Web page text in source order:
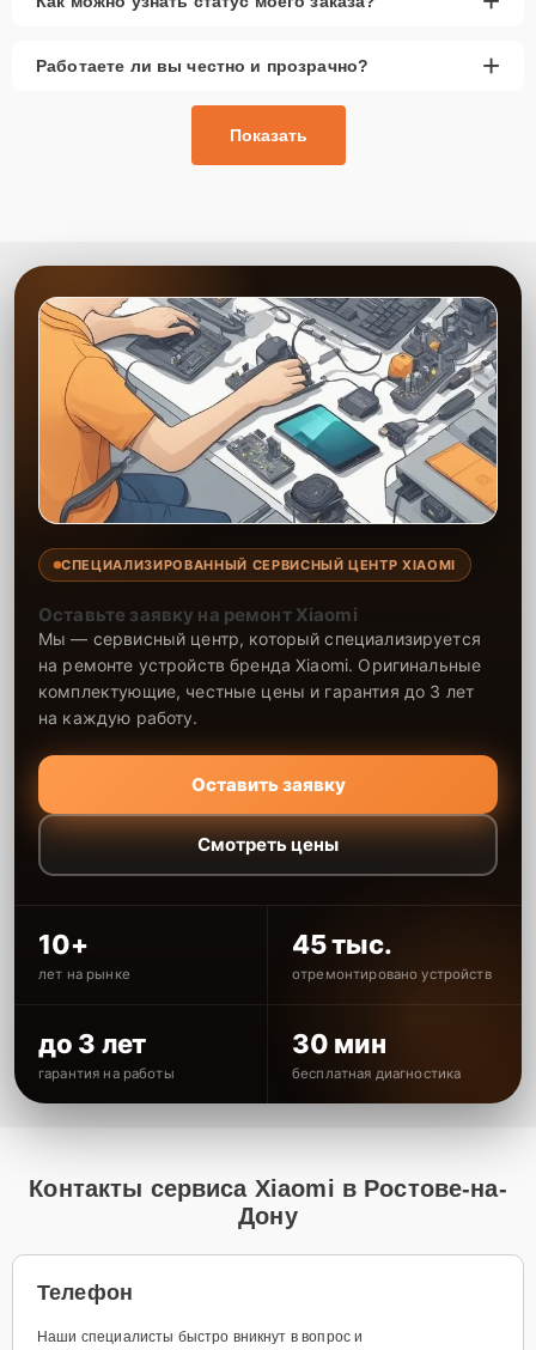
Работаете ли вы честно и прозрачно? +
Показать
СПЕЦИАЛИЗИРОВАННЫЙ СЕРВИСНЫЙ ЦЕНТР XIAOMI
Оставьте заявку на ремонт Xiaomi
Мы — сервисный центр, который специализируется
на ремонте устройств бренда Xiaomi. Оригинальные
комплектующие, честные цены и гарантия до 3 лет
на каждую работу.
Оставить заявку
Смотреть цены
10+
лет на рынке
45 тыс.
отремонтировано устройств
до 3 лет
гарантия на работы
30 мин
бесплатная диагностика
Контакты сервиса Xiaomi в Ростове-на-
Дону
Телефон
Наши специалисты быстро вникнут в вопрос и